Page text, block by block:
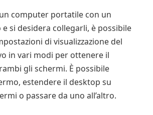
computer portatile con un
si desidera collegarli, è possibile
di visualizzazione del
in vari modi per ottenere il
gli schermi. È possibile
estendere il desktop su
o passare da uno all’altro.